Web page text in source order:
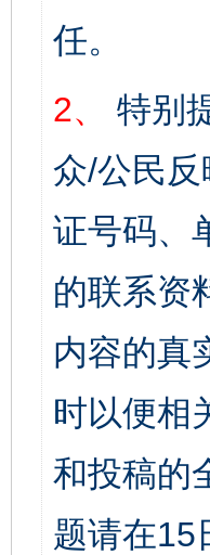
任。
2、
特别
众/公民
证号码、
的联系资
内容的真
时以便相
和投稿的
题请在15